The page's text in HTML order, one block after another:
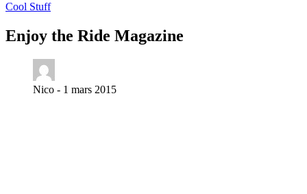
Cool Stuff
Enjoy the Ride Magazine
Nico - 1 mars 2015